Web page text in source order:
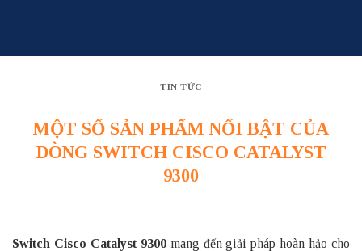
TIN TỨC
MỘT SỐ SẢN PHẨM NỔI BẬT CỦA
DÒNG SWITCH CISCO CATALYST
9300
Switch Cisco Catalyst 9300mang đến giải pháp hoàn hảo cho